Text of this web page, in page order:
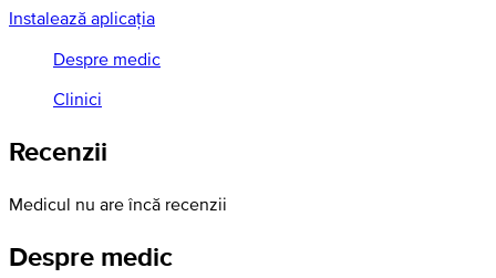
Instalează aplicația
Despre medic
Clinici
Recenzii
Medicul nu are încă recenzii
Despre medic